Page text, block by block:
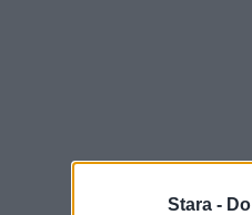
Stara -